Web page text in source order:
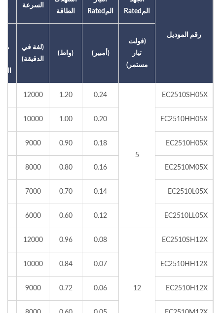
رقم الموديل
المRated
المRated
الطاقة
السرعة
(فولت
تيار
مستمر)
(أمبير) (واط)
(لفة في
الدقيقة)
EC2510SH05X
5
0.24
1.20
12000
EC2510HH05X
0.20
1.00
10000
EC2510H05X
0.18
0.90
9000
EC2510M05X
0.16
0.80
8000
EC2510L05X
0.14
0.70
7000
EC2510LL05X
0.12
0.60
6000
EC2510SH12X
12
0.08
0.96
12000
EC2510HH12X
0.07
0.84
10000
EC2510H12X
0.06
0.72
9000